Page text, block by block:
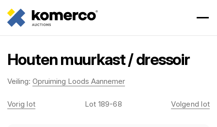
Houten muurkast / dressoir
Veiling: Opruiming Loods Aannemer
Vorig lot Lot 189-68 Volgend lot